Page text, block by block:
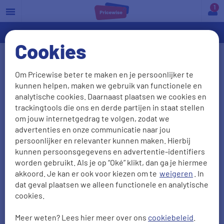
Cookies
Om Pricewise beter te maken en je persoonlijker te
kunnen helpen, maken we gebruik van functionele en
analytische cookies. Daarnaast plaatsen we cookies en
trackingtools die ons en derde partijen in staat stellen
om jouw internetgedrag te volgen, zodat we
advertenties en onze communicatie naar jou
persoonlijker en relevanter kunnen maken. Hierbij
kunnen persoonsgegevens en advertentie-identifiers
worden gebruikt. Als je op “Oké” klikt, dan ga je hiermee
akkoord. Je kan er ook voor kiezen om te weigeren . In
dat geval plaatsen we alleen functionele en analytische
cookies.
Meer weten? Lees hier meer over ons cookiebeleid
a
Mobiel-abonnement afsluiten? Bij ons kun je het
telefoon-abonnement vergelijken. Vergelijk het
mobiel-abonnement, vind de juiste databundel én
telefoon en bespaar flink op de kosten.